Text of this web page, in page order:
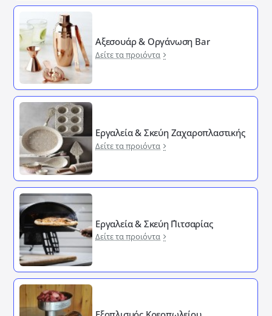
Αξεσουάρ & Οργάνωση Bar
Δείτε τα προιόντα
Εργαλεία & Σκεύη Ζαχαροπλαστικής
Δείτε τα προιόντα
Εργαλεία & Σκεύη ΄Πιτσαρίας
Δείτε τα προιόντα